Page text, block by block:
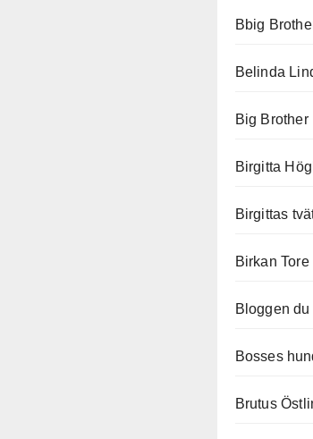
Bbig
Belinda
Big Brother
Birgitta
Birgittas
Birkan Tore
Bloggen
Bosses
Brutus